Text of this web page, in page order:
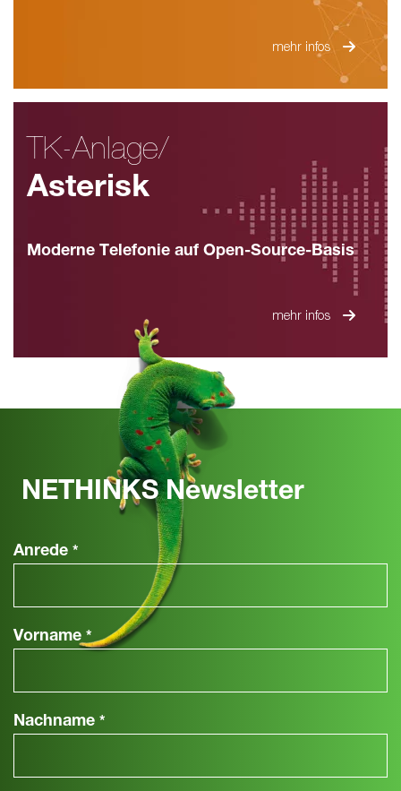
mehr infos
TK-Anlage/
Asterisk
Moderne Telefonie auf Open-Source-Basis
mehr infos
NETHINKS Newsletter
Anrede *
Vorname *
Nachname *